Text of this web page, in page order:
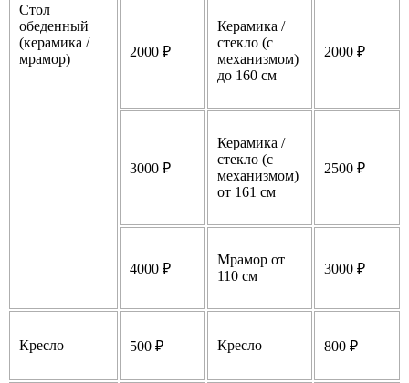
Стол
обеденный
(керамика /
мрамор)
2000 ₽
Керамика /
стекло (с
механизмом)
до 160 см
2000 ₽
3000 ₽
Керамика /
стекло (с
механизмом)
от 161 см
2500 ₽
4000 ₽
Мрамор от
110 см
3000 ₽
Кресло 500 ₽ Кресло 800 ₽